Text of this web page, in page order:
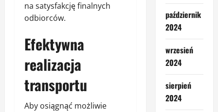
na satysfakcję finalnych
odbiorców.
Efektywna
realizacja
transportu
Aby osiągnąć możliwie
październik
2024
wrzesień
2024
sierpień
2024